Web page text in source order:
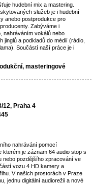
hudební mix a mastering.
služeb je i hudební
anebo postprodukce pro
Zabýváme i
nahráváním vokálů nebo
jinglů a podkladů do médií (rádio,
Součástí naší práce je i
masteringové
12, Praha 4
nahrávání pomocí
kterém je záznam 64 audio stop s
nebo pozdějšího zpracování ve
vozu 4 HD kamery a
V našich prostorách v Praze
jednu digitální audiorežii a nové